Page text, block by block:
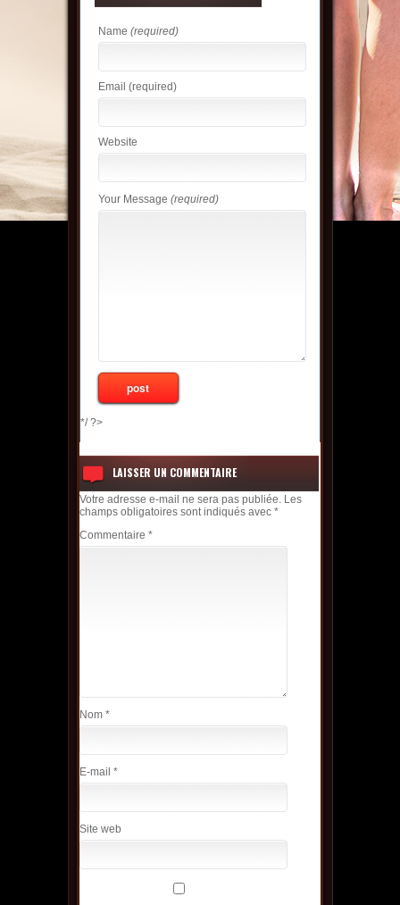
Name (required)
Email (required)
Website
Your Message (required)
*/ ?>
LAISSER UN COMMENTAIRE
Votre adresse e-mail ne sera pas publiée. Les
champs obligatoires sont indiqués avec *
Commentaire *
Nom *
E-mail *
Site web